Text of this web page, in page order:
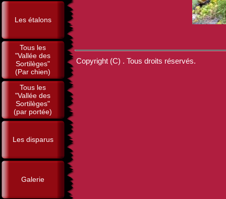
Les étalons
Tous les
"Vallée des
Sortilèges"
(Par chien)
Tous les
"Vallée des
Sortilèges"
(par portée)
Les disparus
Galerie
Copyright (C) . Tous droits réservés.